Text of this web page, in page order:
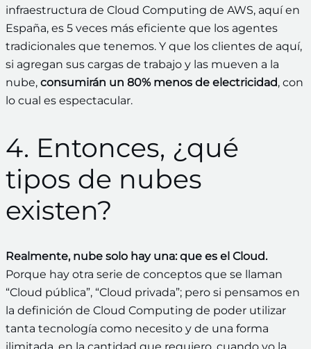
infraestructura de Cloud Computing de AWS, aquí en
España, es 5 veces más eficiente que los agentes
tradicionales que tenemos. Y que los clientes de aquí,
si agregan sus cargas de trabajo y las mueven a la
nube, consumirán un 80% menos de electricidad, con
lo cual es espectacular.
4. Entonces, ¿qué
tipos de nubes
existen?
Realmente, nube solo hay una: que es el Cloud.
Porque hay otra serie de conceptos que se llaman
“Cloud pública”, “Cloud privada”; pero si pensamos en
la definición de Cloud Computing de poder utilizar
tanta tecnología como necesito y de una forma